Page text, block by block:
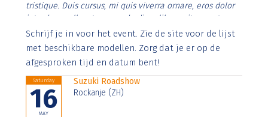
tristique. Duis cursus, mi quis viverra ornare, eros dolor
interdum nulla, ut commodo diam libero vitae erat.
Aenean faucibus nibh et justo cursus id rutrum lorem
imperdiet. Nunc ut sem vitae risus tristique posuere.
Schrijf je in voor het event. Zie de site voor de lijst
met beschikbare modellen. Zorg dat je er op de
afgesproken tijd en datum bent!
Saturday
16
MAY
Suzuki Roadshow
Rockanje (ZH)